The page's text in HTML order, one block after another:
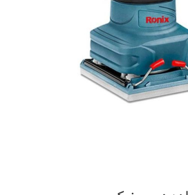
و پیشرفته اتصال مناسب صفحه سنباده به کفی
با روکش لاستیکی جهت جلوگیری از ورود گرد و غبار
متناوب استفاده از بلبرینگ های ضد غبار با کیفیت
صفحه سنباده با زبری های متفاوت و محفظه غبار
گیر.